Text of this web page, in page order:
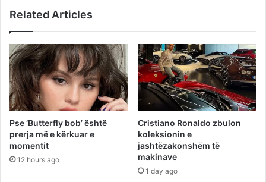
Related Articles
Pse ‘Butterfly bob’ është
prerja më e kërkuar e
momentit
12 hours ago
Cristiano Ronaldo zbulon
koleksionin e
jashtëzakonshëm të
makinave
1 day ago